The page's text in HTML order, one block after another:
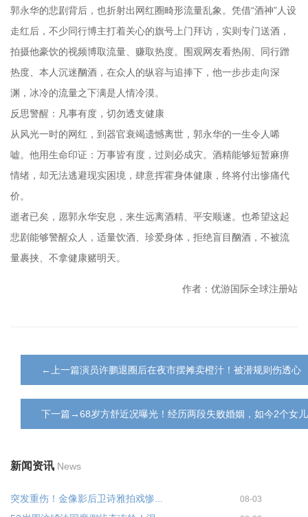
郭永华的悲剧背后，也折射出网红圈畸形流量乱象。凭借“酒神”人设
走红后，不少同行博主打着关心的旗号上门拜访，实则专门送酒，
拍摄他豪饮的视频博取流量、赚取热度。围观网友看热闹、同行蹭
热度、本人沉迷酗酒，在众人的纵容与追捧下，他一步步走向深
渊，冰冷的流量之下满是人情冷漠。
反思警醒：凡事有度，切勿透支健康
从风光一时的网红，到器官衰竭遗憾离世，郭永华的一生令人唏
嘘。他用生命印证：万事皆有度，过则必成灾。酒精能够短暂麻痹
情绪，却无法逃避现实困境，肆意挥霍身体健康，终将付出惨痛代
价。
逝者已矣，愿郭永华安息，来生远离酒精、平安顺遂。也希望这起
悲剧能够警醒众人，适量饮酒、珍爱身体，拒绝盲目酗酒，不被流
量裹挟、不拿健康赌明天。
作者：优游国际全球注册站
←上一篇演员许鹏退圈后在夜市摆摊卖橙汁！被潜规则伤透心
下一篇→68岁方舒近况曝光！经历两段失败婚姻，如今2个女
新闻资讯 News
突发重伤！金像影后卫诗雅拍戏惨... 08-03